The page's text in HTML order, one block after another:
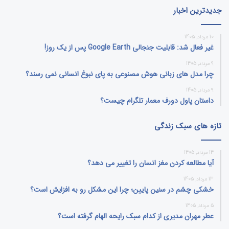
جدیدترین اخبار
10 مرداد, 1405
غیر فعال شد: قابلیت جنجالی Google Earth پس از یک روز!
9 مرداد, 1405
چرا مدل‌ های زبانی هوش مصنوعی به پای نبوغ انسانی نمی‌ رسند؟
9 مرداد, 1405
داستان پاول دورف معمار تلگرام چیست؟
تازه های سبک زندگی
14 مرداد, 1405
آیا مطالعه کردن مغز انسان را تغییر می‌ دهد؟
13 مرداد, 1405
خشکی چشم در سنین پایین؛ چرا این مشکل رو به افزایش است؟
5 مرداد, 1405
عطر مهران مدیری از کدام سبک رایحه الهام گرفته است؟